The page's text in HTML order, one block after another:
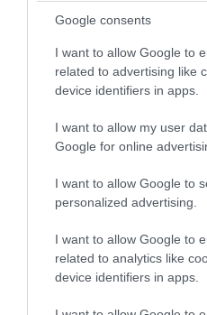
Google consents
I want to allow Google to
related to advertising like
device identifiers in apps.
I want to allow my user
Google for online
I want to allow Google to
personalized advertising.
I want to allow Google to
related to analytics like
device identifiers in apps.
του Αρκά για τα
07.08.2026 | 20:02